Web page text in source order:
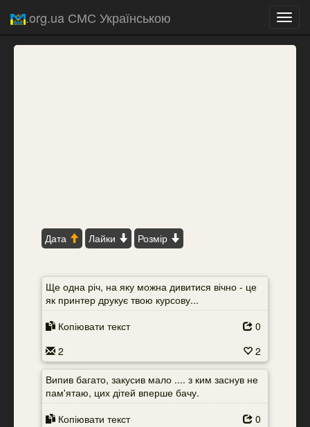
.org.ua СМС Українською
Дата Лайки Розмір
Ще одна річ, на яку можна дивитися вічно - це
як принтер друкує твою курсову...
Копіювати текст
0
2
2
Випив багато, закусив мало .... з ким заснув не
пам'ятаю, цих дітей вперше бачу.
Копіювати текст
0